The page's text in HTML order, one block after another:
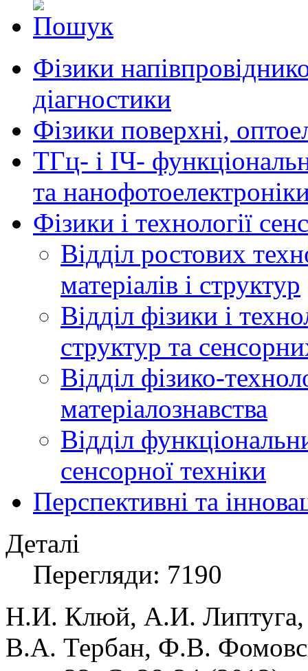
Фізики
діагностики
Фізики поверхні,
ТГц- і ІЧ-
та
Фізики і технології
Відділ ростових
матеріалів і структур
Відділ фізики і
структур та
Відділ фізико-
матеріалознавства
Відділ
сенсорної техніки
Перспективні та
Деталі
Перегляди: 7190
Н.И. Клюй, А.И. Липтуга,
В.А. Тербан, Ф.В.